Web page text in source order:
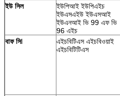
ইউ সিল
ইউপিআই ইউপিএইচ
ইউএসএইউ ইউএসআই
ইউএনআই ভি 99 এফ ভি
96 এইচ
বাফ সিl
এইচবিটিএস এইচবিওয়াই
এইচবিটিটিএস